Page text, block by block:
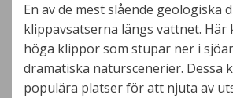
En av de mest slående geologiska
klippavsatserna längs vattnet. Här
höga klippor som stupar ner i
dramatiska naturscenerier. Dessa
populära platser för att njuta av